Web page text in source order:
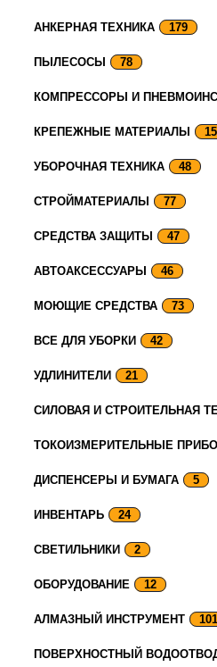
АНКЕРНАЯ ТЕХНИКА 179
ПЫЛЕСОСЫ 78
КОМПРЕССОРЫ И
КРЕПЕЖНЫЕ МАТЕРИАЛЫ
УБОРОЧНАЯ ТЕХНИКА 48
СТРОЙМАТЕРИАЛЫ 77
СРЕДСТВА ЗАЩИТЫ 47
АВТОАКСЕССУАРЫ 46
МОЮЩИЕ СРЕДСТВА 73
ВСЕ ДЛЯ УБОРКИ 42
УДЛИНИТЕЛИ 21
СИЛОВАЯ И СТРОИТЕЛЬНАЯ
ТОКОИЗМЕРИТЕЛЬНЫЕ
ДИСПЕНСЕРЫ И БУМАГА 5
ИНВЕНТАРЬ 24
СВЕТИЛЬНИКИ 2
ОБОРУДОВАНИЕ 12
АЛМАЗНЫЙ ИНСТРУМЕНТ 101
ПОВЕРХНОСТНЫЙ